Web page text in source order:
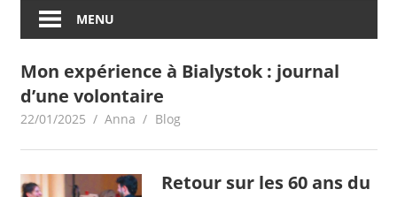
MENU
Mon expérience à Bialystok : journal
d’une volontaire
22/01/2025 Anna Blog
Retour sur les 60 ans du